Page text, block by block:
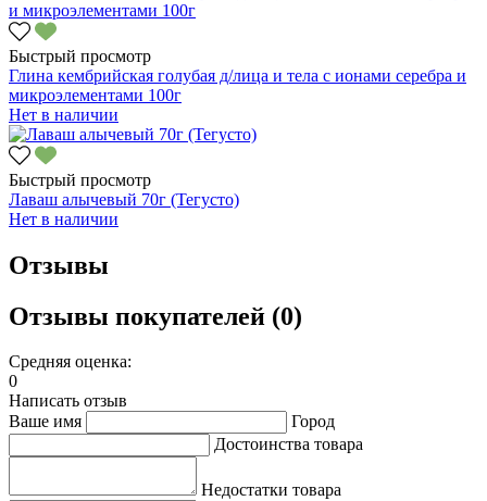
Быстрый просмотр
Глина кембрийская голубая д/лица и тела с ионами серебра и
микроэлементами 100г
Нет в наличии
Быстрый просмотр
Лаваш алычевый 70г (Тегусто)
Нет в наличии
Отзывы
Отзывы покупателей (0)
Средняя оценка:
0
Написать отзыв
Ваше имя
Город
Достоинства товара
Недостатки товара